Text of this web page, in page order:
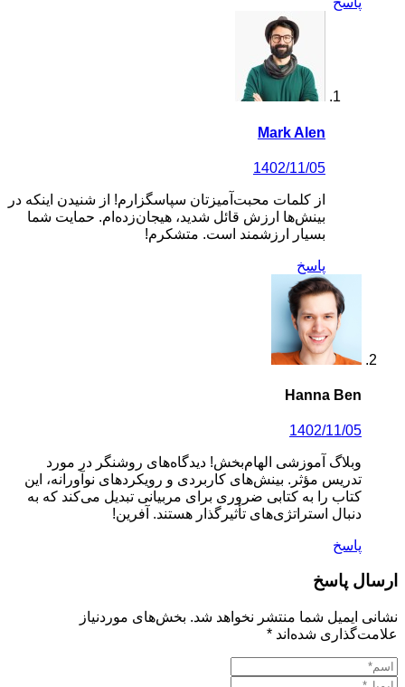
Mark Alen
1402/11/05
از کلمات محبت‌آمیزتان سپاسگزارم! از شنیدن اینکه در
بینش‌ها ارزش قائل شدید، هیجان‌زده‌ام. حمایت شما
بسیار ارزشمند است. متشکرم!
Hanna Ben
1402/11/05
وبلاگ آموزشی الهام‌بخش! دیدگاه‌های روشنگر در مورد
تدریس مؤثر. بینش‌های کاربردی و رویکردهای نوآورانه، این
کتاب را به کتابی ضروری برای مربیانی تبدیل می‌کند که به
دنبال استراتژی‌های تأثیرگذار هستند. آفرین!
پاسخ
ایمیل شما منتشر نخواهد شد. بخش‌های موردنیاز
شده‌اند*